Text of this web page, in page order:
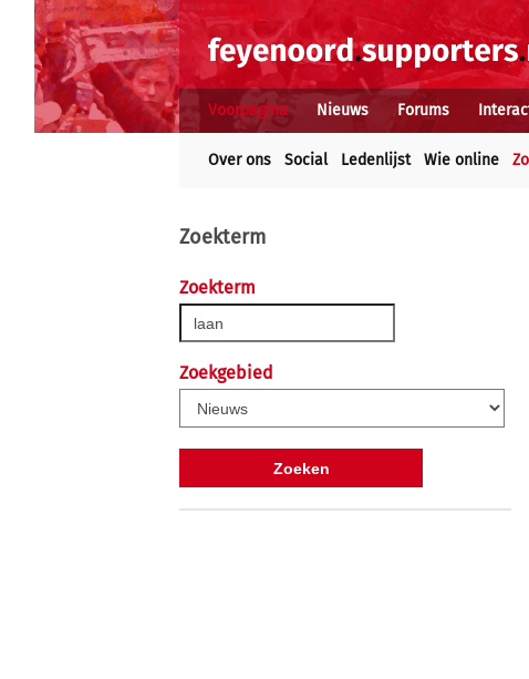
Voorpagina Nieuws Forums
Over ons Social Ledenlijst Wie online
Zoekterm
Zoekterm
Zoekgebied